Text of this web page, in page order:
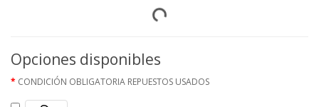
Opciones disponibles
CONDICIÓN OBLIGATORIA REPUESTOS USADOS